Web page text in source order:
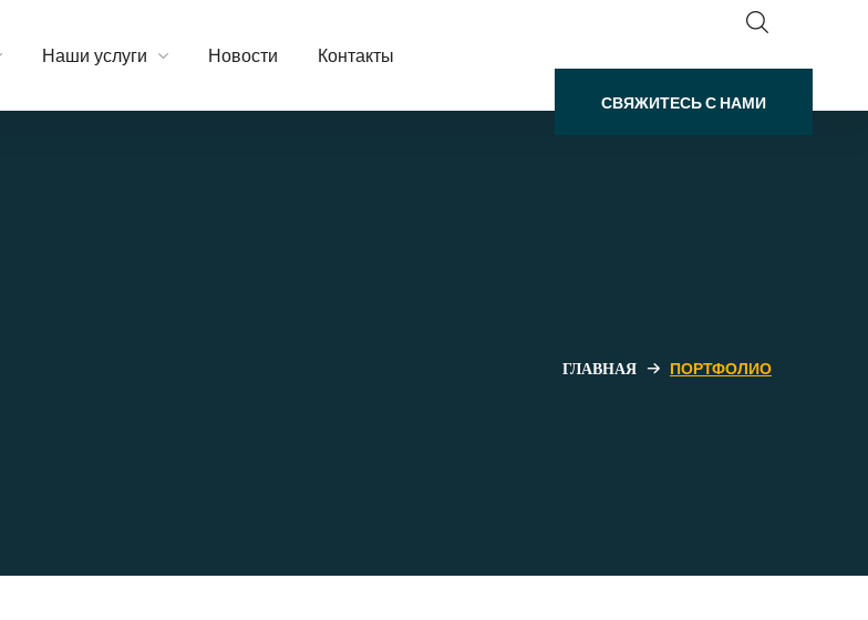
Наши услуги Новости Контакты
СВЯЖИТЕСЬ С НАМИ
ГЛАВНАЯ ПОРТФОЛИО